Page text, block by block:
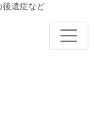
後遺症など